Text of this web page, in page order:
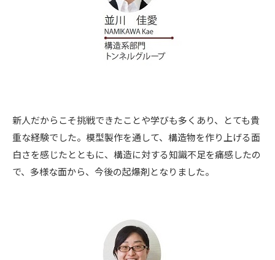
新人だからこそ挑戦できたことや学びも多くあり、とても貴
重な経験でした。模型製作を通して、構造物を作り上げる面
白さを感じたとともに、構造に対する知識不足を痛感したの
で、多様な面から、今後の起爆剤となりました。